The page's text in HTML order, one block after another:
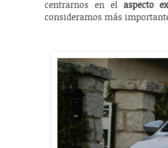
centrarnos en el aspecto
consideramos más